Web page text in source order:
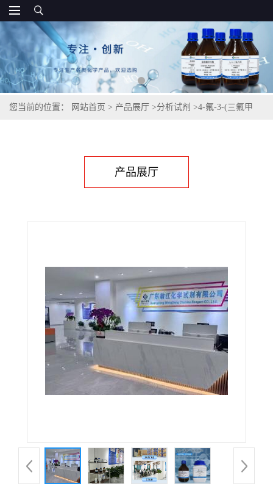
您当前的位置： 网站首页 > 产品展厅 >分析试剂 >4-氟-3-(三氟甲
产品展厅